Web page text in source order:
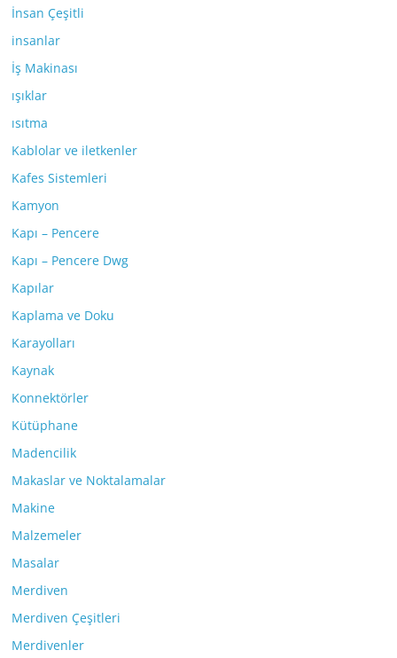
İnsan Çeşitli
insanlar
İş Makinası
ışıklar
ısıtma
Kablolar ve iletkenler
Kafes Sistemleri
Kamyon
Kapı – Pencere
Kapı – Pencere Dwg
Kapılar
Kaplama ve Doku
Karayolları
Kaynak
Konnektörler
Kütüphane
Madencilik
Makaslar ve Noktalamalar
Makine
Malzemeler
Masalar
Merdiven
Merdiven Çeşitleri
Merdivenler